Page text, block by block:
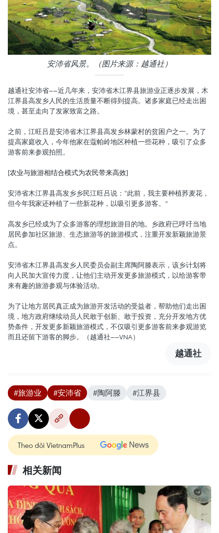
安沛省风景。（图片来源：越通社）
越通社安沛省——近几年来，安沛省木江界县旅游业正逐步发展，木
江界县高发乡人民的生活质量不断得到提高。诸多家庭已经走出困
境，甚至走向了发家致富之路。
之前，江旺吕是安沛省木江界县高发乡林蒙村的贫困户之一。为了
提高家庭收入，今年他家在蔻帕岭地区种植一些花种，吸引了众多
游客前来参观拍照。
[农业与旅游相结合模式为农民带来高效]
安沛省木江界县高发乡乡民江旺吕说：“此前，我主要种植荞麦花，
但今年我家还种植了一些新花种，以吸引更多游客。”
高发乡已经成为了众多游客的理想旅游目的地。乡政府已呼吁当地
居民参加社区旅游、生态旅游等的旅游模式，注重开发新颖旅游景
点。
安沛省木江界县高发乡人民委员会副主席陶阿滕表示，该乡计划将
向人民加大宣传力度，让他们主动开发更多旅游模式，以给游客带
来有趣的旅游参观与体验活动。
为了让地方居民真正成为旅游开发活动的受益者，帮助他们走出困
境，地方政府继续动员人民敢于创新、敢于投资，充分开发地方优
势条件，开发更多新颖旅游模式，不仅吸引更多游客前来参观游览
而且还留下游客的脚步。（越通社——VNA）
越通社
#旅游业 #安沛省 #陶阿滕 #江界县
Theo dõi VietnamPlus
相关新闻